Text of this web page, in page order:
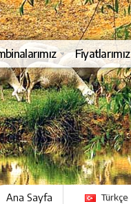
Fiyatlarımız
Ana Sayfa
Türkçe